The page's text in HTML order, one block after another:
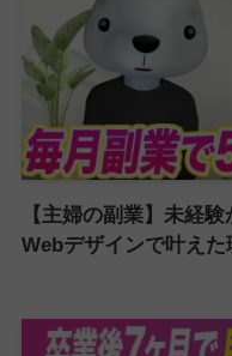
【主婦の副業】未経
Webデザインで叶え